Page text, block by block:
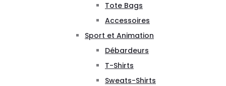
Tote Bags
Accessoires
Sport et Animation
Débardeurs
T-Shirts
Sweats-Shirts